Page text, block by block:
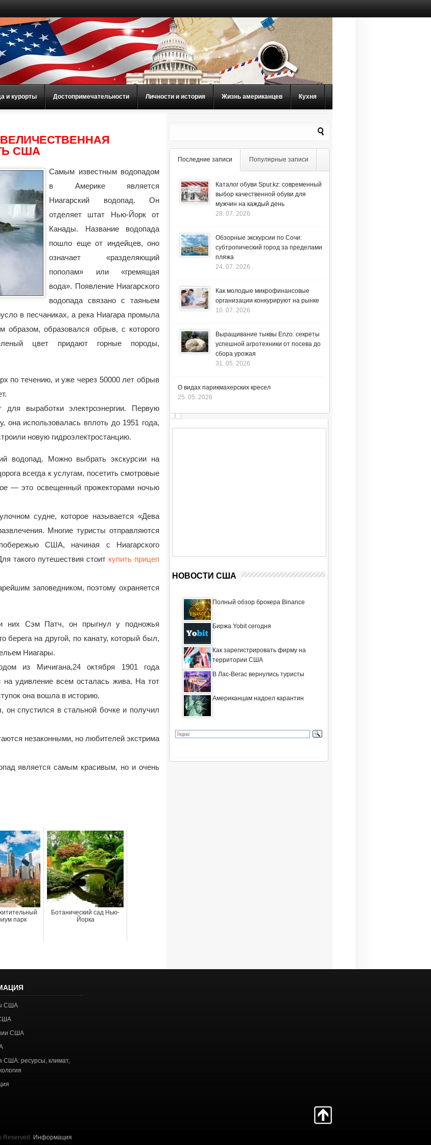
и курорты Достопримечательности Личности и история Жизнь американцев Кухня
США
Самым известным водопадом
в Америке является
Ниагарский водопад. Он
отделяет штат Нью-Йорк от
Канады. Название водопада
пошло еще от индейцев, оно
означает «разделяющий
пополам» или «гремящая
вода». Появление Ниагарского
водопада связано с таяньем
в песчаниках, а река Ниагара промыла
образом, образовался обрыв, с которого
цвет придают горные породы,
по течению, и уже через 50000 лет обрыв
для выработки электроэнергии. Первую
она использовалась вплоть до 1951 года,
новую гидроэлектростанцию.
водопад. Можно выбрать экскурсии на
всегда к услугам, посетить смотровые
— это освещенный прожекторами ночью
судне, которое называется «Дева
Многие туристы отправляются
США, начиная с Ниагарского
такого путешествия стоит купить прицеп
заповедником, поэтому охраняется
них Сэм Патч, он прыгнул у подножья
на другой, по канату, который был,
Ниагары.
из Мичигана,24 октября 1901 года
удивление всем осталась жива. На тот
она вошла в историю.
он спустился в стальной бочке и получил
незаконными, но любителей экстрима
является самым красивым, но и очень
парк
Ботанический сад Нью-
Йорка
Последние записи Популярные записи
Каталог обуви Spur.kz: современный
выбор качественной обуви для
мужчин на каждый день
28. 07. 2026
Обзорные экскурсии по Сочи:
субтропический город за пределами
пляжа
24. 07. 2026
Как молодые микрофинансовые
организации конкурируют на рынке
10. 07. 2026
Выращивание тыквы Enzo: секреты
успешной агротехники от посева до
сбора урожая
31. 05. 2026
О видах парикмахерских кресел
25. 05. 2026
НОВОСТИ США
Полный обзор брокера Binance
Биржа Yobit сегодня
Как зарегистрировать фирму на
территории США
В Лас-Вегас вернулись туристы
Американцам надоел карантин
США
США
США: ресурсы, климат,
Reserved. Информация